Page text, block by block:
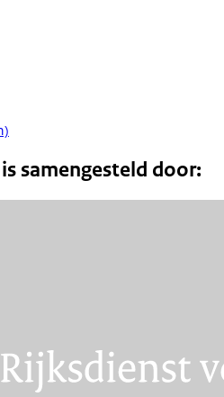
samengesteld door: